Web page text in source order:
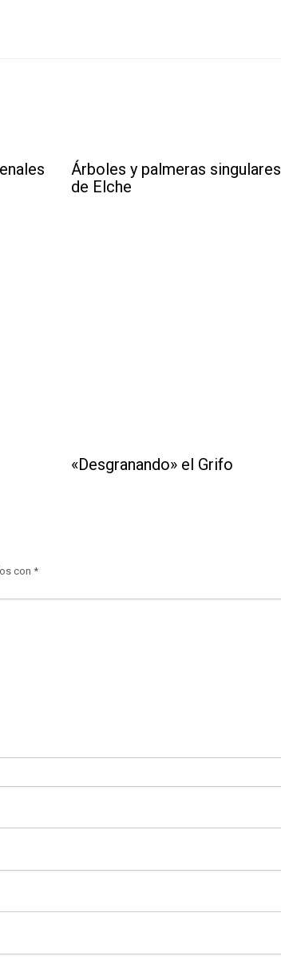
Árboles y palmeras singulares
de Elche
«Desgranando» el Grifo
con *